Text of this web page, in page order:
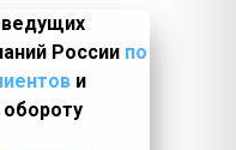
России по
и